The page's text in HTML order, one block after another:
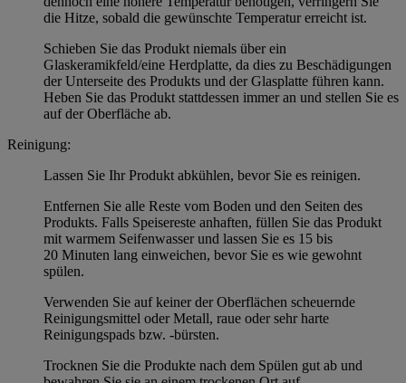
die Hitze, sobald die gewünschte Temperatur erreicht ist.
Schieben Sie das Produkt niemals über ein
Glaskeramikfeld/eine Herdplatte, da dies zu Beschädigungen
der Unterseite des Produkts und der Glasplatte führen kann.
Heben Sie das Produkt stattdessen immer an und stellen Sie es
auf der Oberfläche ab.
Reinigung:
Lassen Sie Ihr Produkt abkühlen, bevor Sie es reinigen.
Entfernen Sie alle Reste vom Boden und den Seiten des
Produkts. Falls Speisereste anhaften, füllen Sie das Produkt
mit warmem Seifenwasser und lassen Sie es 15 bis
20 Minuten lang einweichen, bevor Sie es wie gewohnt
spülen.
Verwenden Sie auf keiner der Oberflächen scheuernde
Reinigungsmittel oder Metall, raue oder sehr harte
Reinigungspads bzw. -bürsten.
Trocknen Sie die Produkte nach dem Spülen gut ab und